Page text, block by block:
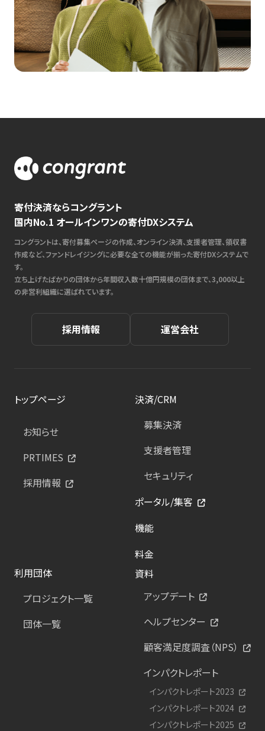
寄付決済ならコングラント
国内No.1 オールインワンの寄付DXシステム
コングラントは、寄付募集ページの作成、オンライン決済、支援者管理、領収書
作成など、ファンドレイジングに必要な全ての機能が揃った寄付DXシステムで
す。
立ち上げたばかりの団体から年間収入数十億円規模の団体まで、3,000以上
の非営利組織に選ばれています。
採用情報 運営会社
トップページ
お知らせ
PRTIMES
採用情報
決済/CRM
募集決済
支援者管理
セキュリティ
ポータル/集客
機能
料金
利用団体
プロジェクト一覧
団体一覧
資料
アップデート
ヘルプセンター
顧客満足度調査（NPS）
インパクトレポート
インパクトレポート2023
インパクトレポート2024
インパクトレポート2025